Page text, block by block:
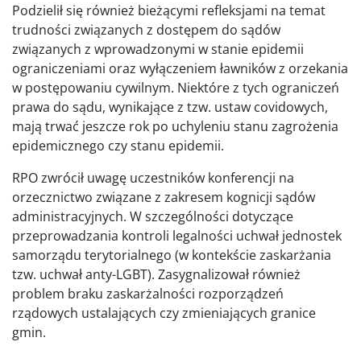
Podzielił się również bieżącymi refleksjami na temat
trudności związanych z dostępem do sądów
związanych z wprowadzonymi w stanie epidemii
ograniczeniami oraz wyłączeniem ławników z orzekania
w postępowaniu cywilnym. Niektóre z tych ograniczeń
prawa do sądu, wynikające z tzw. ustaw covidowych,
mają trwać jeszcze rok po uchyleniu stanu zagrożenia
epidemicznego czy stanu epidemii.
RPO zwrócił uwagę uczestników konferencji na
orzecznictwo związane z zakresem kognicji sądów
administracyjnych. W szczególności dotyczące
przeprowadzania kontroli legalności uchwał jednostek
samorządu terytorialnego (w kontekście zaskarżania
tzw. uchwał anty-LGBT). Zasygnalizował również
problem braku zaskarżalności rozporządzeń
rządowych ustalających czy zmieniających granice
gmin.